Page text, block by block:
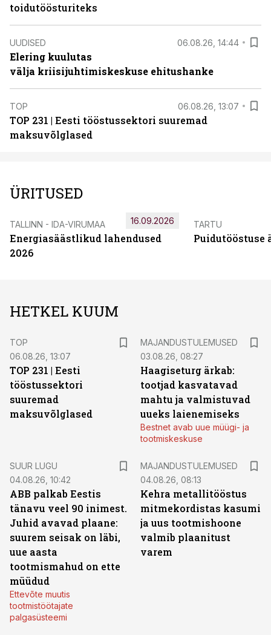
toidutöösturiteks
UUDISED 06.08.26, 14:44
Elering kuulutas
välja kriisijuhtimiskeskuse ehitushanke
TOP 06.08.26, 13:07
TOP 231 | Eesti tööstussektori suuremad
maksuvõlglased
ÜRITUSED
TALLINN - IDA-VIRUMAA
Energiasäästlikud lahendused
2026
16.09.2026 TARTU
Puidutööstuse
HETKEL KUUM
TOP
06.08.26, 13:07
TOP 231 | Eesti
tööstussektori
suuremad
maksuvõlglased
MAJANDUSTULEMUSED
03.08.26, 08:27
Haagiseturg ärkab:
tootjad kasvatavad
mahtu ja valmistuvad
uueks laienemiseks
Bestnet avab uue müügi- ja
tootmiskeskuse
SUUR LUGU
04.08.26, 10:42
ABB palkab Eestis
tänavu veel 90 inimest.
Juhid avavad plaane:
suurem seisak on läbi,
uue aasta
tootmismahud on ette
müüdud
Ettevõte muutis
tootmistöötajate
palgasüsteemi
MAJANDUSTULEMUSED
04.08.26, 08:13
Kehra metallitööstus
mitmekordistas kasumi
ja uus tootmishoone
valmib plaanitust
varem